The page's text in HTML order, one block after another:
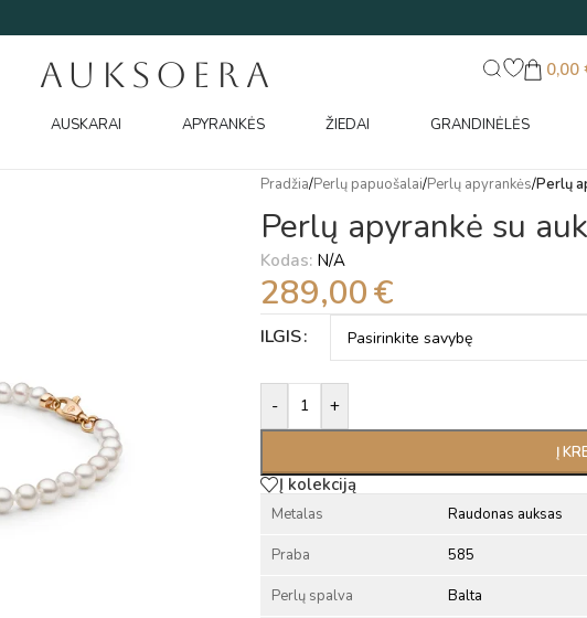
AUKSOERA 0,00
AUSKARAI APYRANKĖS ŽIEDAI GRANDINĖLĖS
Pradžia/Perlų papuošalai/Perlų apyrankės/Perlų
Perlų apyrankė su
Kodas: N/A
289,00€
ILGIS
- +
Į
Alternative:
Į kolekciją
Metalas Raudonas auksas
Praba 585
Perlų spalva Balta